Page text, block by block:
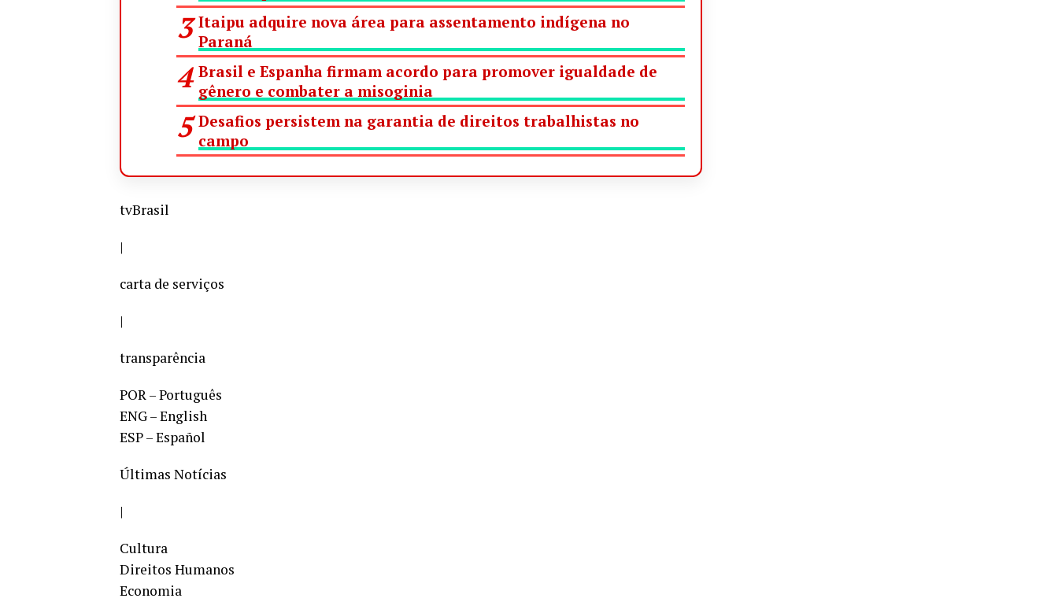
Itaipu adquire nova área para assentamento indígena no
Paraná
Brasil e Espanha firmam acordo para promover igualdade de
gênero e combater a misoginia
Desafios persistem na garantia de direitos trabalhistas no
campo
tvBrasil
|
carta de serviços
|
transparência
POR – Português
ENG – English
ESP – Español
Últimas Notícias
|
Cultura
Direitos Humanos
Economia